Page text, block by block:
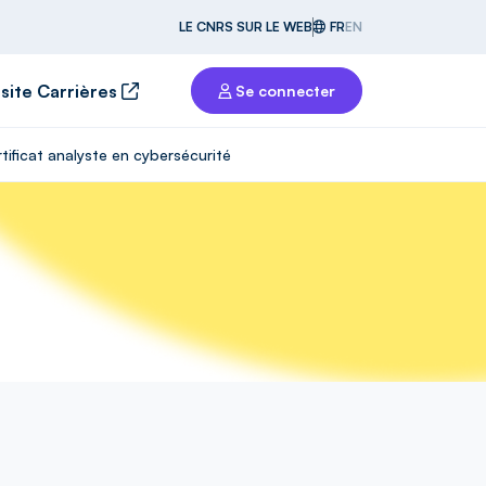
LE CNRS SUR LE WEB FREN
Carrières Se connecter
analyste en cybersécurité